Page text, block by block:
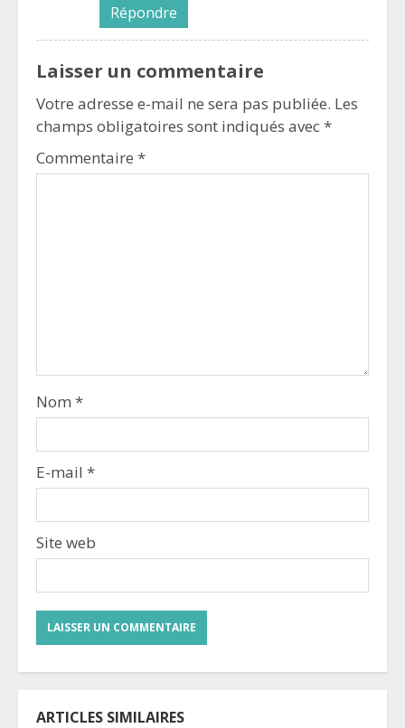
Répondre
Laisser un commentaire
Votre adresse e-mail ne sera pas publiée. Les
champs obligatoires sont indiqués avec*
Commentaire *
Nom *
E-mail *
Site web
ARTICLES SIMILAIRES